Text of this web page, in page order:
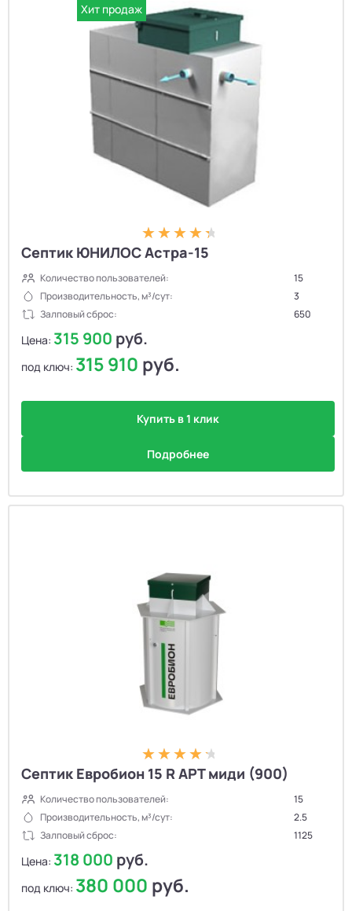
Хит продаж
Септик ЮНИЛОС Астра-15
Количество пользователей:
15
Производительность, м³/сут:
3
Залповый сброс:
650
Цена: 315 900 руб.
под ключ: 315 910 руб.
Купить в 1 клик
Подробнее
Септик Евробион 15 R АРТ миди (900)
Количество пользователей:
15
Производительность, м³/сут:
2.5
Залповый сброс:
1125
Цена: 318 000 руб.
под ключ: 380 000 руб.